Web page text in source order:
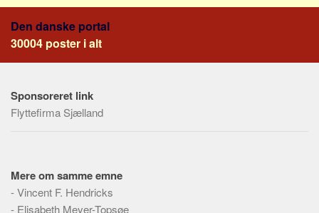
Redigering
Tekstannoncer
Bannere
Den danske portal
30004 poster i alt
Sponsoreret link
Flyttefirma Sjælland
Mere om samme emne
-Vincent F. Hendricks
- Elisabeth Meyer-Topsøe